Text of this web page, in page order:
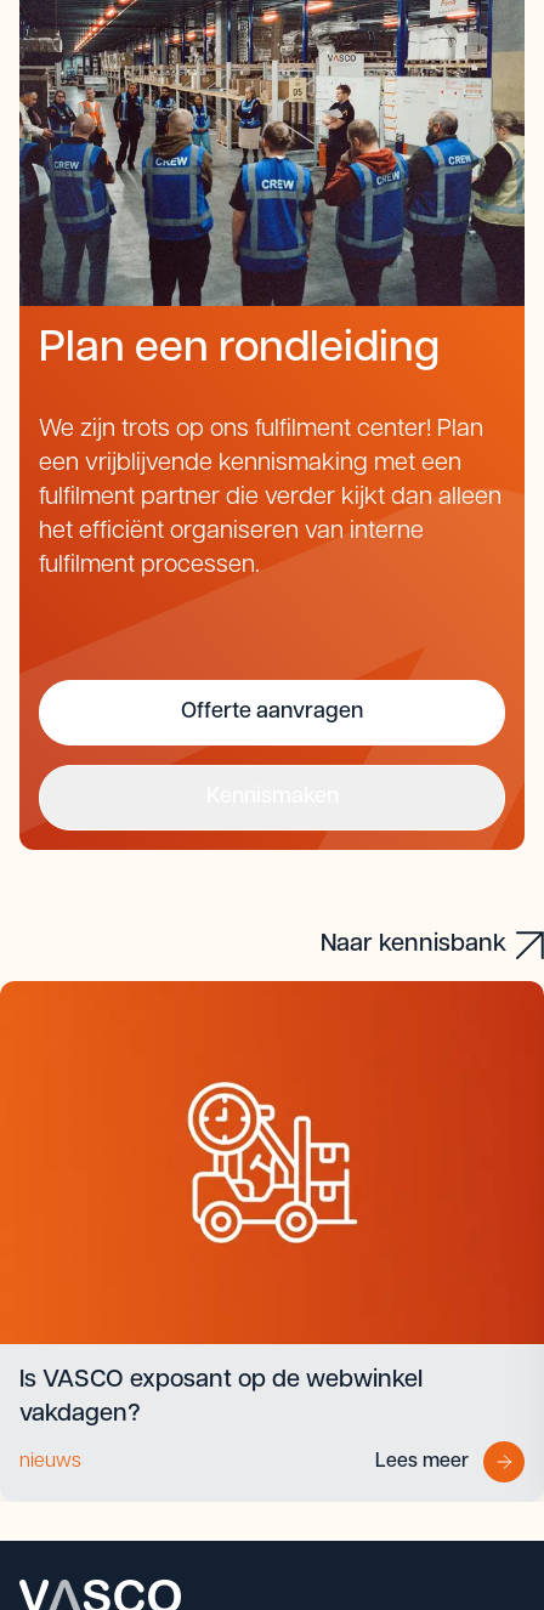
Plan een rondleiding
We zijn trots op ons fulfilment center! Plan
een vrijblijvende kennismaking met een
fulfilment partner die verder kijkt dan alleen
het efficiënt organiseren van interne
fulfilment processen.
Offerte aanvragen
Naar kennisbank
Is VASCO exposant op de webwinkel
vakdagen?
nieuws Lees meer